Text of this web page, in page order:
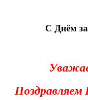
С Днём
Поздравляем